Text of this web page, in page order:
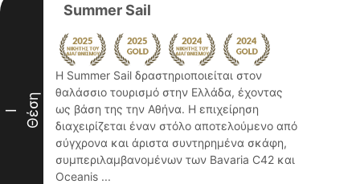
I Θέση
Summer Sail
Η Summer Sail δραστηριοποιείται στον
θαλάσσιο τουρισμό στην Ελλάδα, έχοντας
ως βάση της την Αθήνα. Η επιχείρηση
διαχειρίζεται έναν στόλο αποτελούμενο από
σύγχρονα και άριστα συντηρημένα σκάφη,
συμπεριλαμβανομένων των Bavaria C42 και
Oceanis ...